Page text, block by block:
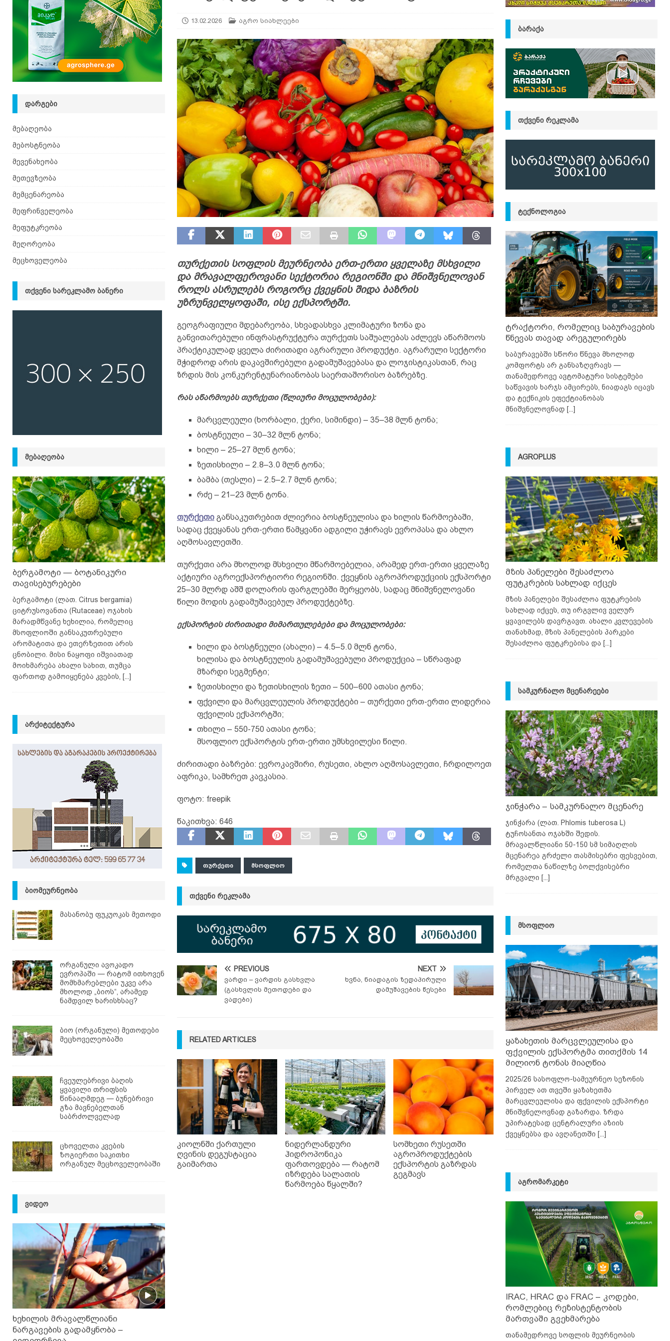
13.02.2026 აგრო სიახლეები
თურქეთის სოფლის მეურნეობა ერთ-ერთი ყველაზე მსხვილი
და მრავალფეროვანი სექტორია რეგიონში და მნიშვნელოვან
როლს ასრულებს როგორც ქვეყნის შიდა ბაზრის
უზრუნველყოფაში, ისე ექსპორტში.
გეოგრაფიული მდებარეობა, სხვადასხვა კლიმატური ზონა და
განვითარებული ინფრასტრუქტურა თურქეთს საშუალებას აძლევს აწარმოოს
პრაქტიკულად ყველა ძირითადი აგრარული პროდუქტი. აგრარული სექტორი
მჭიდროდ არის დაკავშირებული გადამუშავებასა და ლოჯისტიკასთან, რაც
ზრდის მის კონკურენტუნარიანობას საერთაშორისო ბაზრებზე.
რას აწარმოებს თურქეთი (წლიური მოცულობები):
მარცვლეული (ხორბალი, ქერი, სიმინდი) – 35–38 მლნ ტონა;
ბოსტნეული – 30–32 მლნ ტონა;
ხილი – 25–27 მლნ ტონა;
ზეთისხილი – 2.8–3.0 მლნ ტონა;
ბამბა (თესლი) – 2.5–2.7 მლნ ტონა;
რძე – 21–23 მლნ ტონა.
თურქეთიგანსაკუთრებით ძლიერია ბოსტნეულისა და ხილის წარმოებაში,
სადაც ქვეყანას ერთ-ერთი წამყვანი ადგილი უჭირავს ევროპასა და ახლო
აღმოსავლეთში.
თურქეთი არა მხოლოდ მსხვილი მწარმოებელია, არამედ ერთ-ერთი ყველაზე
აქტიური აგროექსპორტიორი რეგიონში. ქვეყნის აგროპროდუქციის ექსპორტი
25–30 მლრდ აშშ დოლარის ფარგლებში მერყეობს, სადაც მნიშვნელოვანი
წილი მოდის გადამუშავებულ პროდუქტებზე.
ექსპორტის ძირითადი მიმართულებები და მოცულობები:
ხილი და ბოსტნეული (ახალი) – 4.5–5.0 მლნ ტონა,
ხილისა და ბოსტნეულის გადამუშავებული პროდუქცია – სწრაფად
მზარდი სეგმენტი;
ზეთისხილი და ზეთისხილის ზეთი – 500–600 ათასი ტონა;
ფქვილი და მარცვლეულის პროდუქტები – თურქეთი ერთ-ერთი ლიდერია
ფქვილის ექსპორტში;
თხილი – 550-750 ათასი ტონა;
მსოფლიო ექსპორტის ერთ-ერთი უმსხვილესი წილი.
ძირითადი ბაზრები: ევროკავშირი, რუსეთი, ახლო აღმოსავლეთი, ჩრდილოეთ
აფრიკა, სამხრეთ კავკასია.
ფოტო: freepik
წაკითხვა: 646
ᲗᲣᲠᲥᲔᲗᲘ ᲛᲡᲝᲤᲚᲘᲝ
ᲗᲥᲕᲔᲜᲘ ᲠᲔᲙᲚᲐᲛᲐ
PREVIOUS
ვარდი – ვარდის გასხვლა
(გასხვლის მეთოდები და
ვადები)
NEXT
ხვნა, ნიადაგის ზედაპირული
დამუშავების წესები
RELATED ARTICLES
კიოლნში ქართული
ღვინის დეგუსტაცია
გაიმართა
ნიდერლანდური
ჰიდროპონიკა
ფართოვდება — რატომ
იზრდება სალათის
წარმოება წყალში?
სომხეთი რუსეთში
აგროპროდუქტების
ექსპორტის გაზრდას
გეგმავს
ᲓᲐᲠᲒᲔᲑᲘ
მებაღეობა
მებოსტნეობა
მევენახეობა
მეთევზეობა
მემცენარეობა
მეფრინველეობა
მეფუტკრეობა
მეღორეობა
მეცხოველეობა
ᲗᲥᲕᲔᲜᲘ ᲡᲐᲠᲔᲙᲚᲐᲛᲝ ᲑᲐᲜᲔᲠᲘ
ᲛᲔᲑᲐᲦᲔᲝᲑᲐ
ბერგამოტი — ბოტანიკური
თავისებურებები
ბერგამოტი (ლათ. Citrus bergamia)
ციტრუსოვანთა (Rutaceae) ოჯახის
მარადმწვანე ხეხილია, რომელიც
მსოფლიოში განსაკუთრებული
არომატითა და ეთერზეთით არის
ცნობილი. მისი ნაყოფი იშვიათად
მოიხმარება ახალი სახით, თუმცა
ფართოდ გამოიყენება კვების,
[...]
ᲐᲠᲥᲘᲢᲔᲥᲢᲣᲠᲐ
ᲑᲘᲝᲛᲔᲣᲠᲜᲔᲝᲑᲐ
მასანობუ ფუკუოკას მეთოდი
ორგანული ავოკადო
ევროპაში — რატომ ითხოვენ
მომხმარებლები უკვე არა
მხოლოდ „ბიოს“, არამედ
ნამდვილ ხარისხსაც?
ბიო (ორგანული) მეთოდები
მეცხოველეობაში
ჩვეულებრივი ბაღის
ყვავილი თრიფსის
წინააღმდეგ — ბუნებრივი
გზა მავნებელთან
საბრძოლველად
ცხოველთა კვების
ზოგიერთი საკითხი
ორგანულ მეცხოველეობაში
ᲕᲘᲓᲔᲝ
ხეხილის მრავალწლიანი
ნარგავების გადამყნობა –
ᲑᲐᲠᲐᲥᲐ
ᲗᲥᲕᲔᲜᲘ ᲠᲔᲙᲚᲐᲛᲐ
ᲢᲔᲥᲜᲝᲚᲝᲒᲘᲐ
ტრაქტორი, რომელიც საბურავების
წნევას თავად არეგულირებს
საბურავებში სწორი წნევა მხოლოდ
კომფორტს არ განსაზღვრავს —
თანამედროვე ავტომატური სისტემები
საწვავის ხარჯს ამცირებს, ნიადაგს იცავს
და ტექნიკის ეფექტიანობას
მნიშვნელოვნად [...]
AGROPLUS
მზის პანელები შესაძლოა
ფუტკრების სახლად იქცეს
მზის პანელები შესაძლოა ფუტკრების
სახლად იქცეს, თუ ირგვლივ ველურ
ყვავილებს დავრგავთ. ახალი კვლევების
თანახმად, მზის პანელების პარკები
შესაძლოა ფუტკრებისა და [...]
ᲡᲐᲛᲙᲣᲠᲜᲐᲚᲝ ᲛᲪᲔᲜᲐᲠᲔᲔᲑᲘ
ჯინჭარა – სამკურნალო მცენარე
ჯინჭარა (ლათ. Phlomis tuberosa L)
ტუჩოსანთა ოჯახში შედის.
მრავალწლიანი 50-150 სმ სიმაღლის
მცენარეა გრძელი თასმისებრი ფესვებით,
რომელთა ნაწილზე ბოლქვისებრი
მრგვალი [...]
ᲛᲡᲝᲤᲚᲘᲝ
ყაზახეთის მარცვლეულისა და
ფქვილის ექსპორტმა თითქმის 14
მილიონ ტონას მიაღწია
2025/26 სასოფლო-სამეურნეო სეზონის
პირველ ათ თვეში ყაზახეთმა
მარცვლეულისა და ფქვილის ექსპორტი
მნიშვნელოვნად გაზარდა. ზრდა
უპირატესად ცენტრალური აზიის
ქვეყნებსა და ავღანეთში [...]
ᲐᲒᲠᲝᲛᲐᲠᲙᲔᲢᲘ
IRAC, HRAC და FRAC – კოდები,
რომლებიც რეზისტენტობის
მართვაში გვეხმარება
თანამედროვე სოფლის მეურნეობის